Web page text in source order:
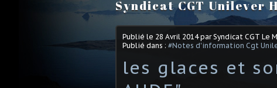
Syndicat CGT Unilever
Publié le 28 Avril 2014par Syndicat CGT Le
Publié dans : #Notes d'information Cgt
les glaces et